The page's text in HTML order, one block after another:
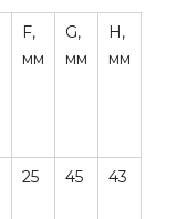
F,
мм
G,
мм
H,
мм
25 45 43